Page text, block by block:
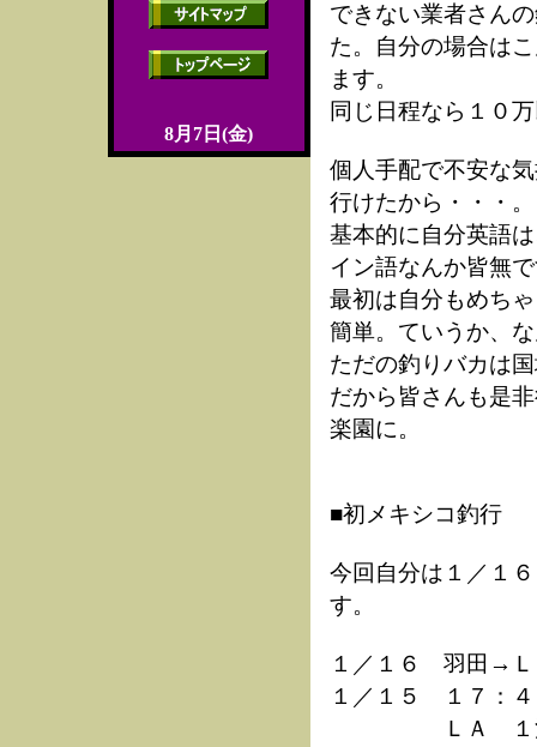
8月7日(金)
できない業者さん
た。自分の場合は
ます。
同じ日程なら１０
個人手配で不安な
行けたから・・・。
基本的に自分英語
イン語なんか皆無
最初は自分もめち
簡単。ていうか、
ただの釣りバカは
だから皆さんも是
楽園に。
■初メキシコ釣行
今回自分は１／１
す。
１／１６ 羽田→
１／１５ １７：
ＬＡ １泊（